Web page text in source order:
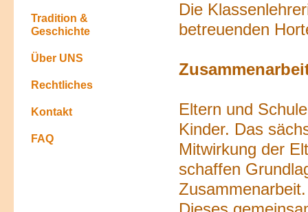
Tradition &
Geschichte
Über UNS
Rechtliches
Kontakt
FAQ
Die
betreuenden
Eltern und
Kinder. Das
Mitwirkung der
schaffen
Zusammenarbeit.